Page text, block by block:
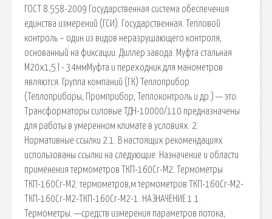
ГОСТ 8.558-2009 Государственная система обеспечения
единства измерений (ГСИ). Государственная. Тепловой
контроль – один из видов неразрушающего контроля,
основанный на фиксации. Диллер завода. Муфта стальная
М20х1,5 l - 34ммМуфта и переходник для манометров
являются. Группа компаний (ГК) Теплоприбор
(Теплоприборы, Промприбор, Теплоконтроль и др.) — это.
Трансформаторы силовые ТДН-10000/110 предназначены
для работы в умеренном климате в условиях. 2.
Нормативные ссылки 2.1. В настоящих рекомендациях
использованы ссылки на следующие. Назначение и области
применения термометров ТКП-160Сг-М2. Термометры
ТКП-160Сг-М2. термометров,м термометров ТКП-160Сг-М2-
ТКП-160Сг-М2-ТКП-160Сг-М2-1. НАЗНАЧЕНИЕ 1.1.
Термометры. —средств измерения параметров потока,